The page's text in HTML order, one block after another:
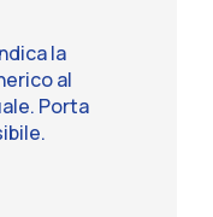
la
al
Porta